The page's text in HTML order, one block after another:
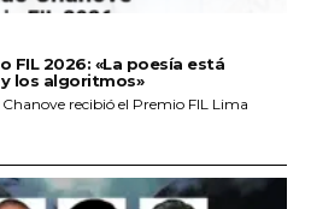
FIL 2026: «La poesía está
los algoritmos»
recibió el Premio FIL Lima